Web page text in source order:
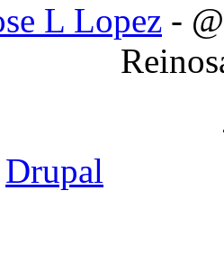
L Lopez -
Drupal